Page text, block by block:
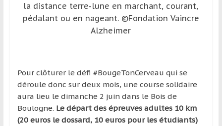
la distance terre-lune en marchant, courant,
pédalant ou en nageant. ©Fondation Vaincre
Alzheimer
Pour clôturer le défi #BougeTonCerveau qui se
déroule donc sur deux mois, une course solidaire
aura lieu le dimanche 2 juin dans le Bois de
Boulogne. Le départ des épreuves adultes 10 km
(20 euros le dossard, 10 euros pour les étudiants)